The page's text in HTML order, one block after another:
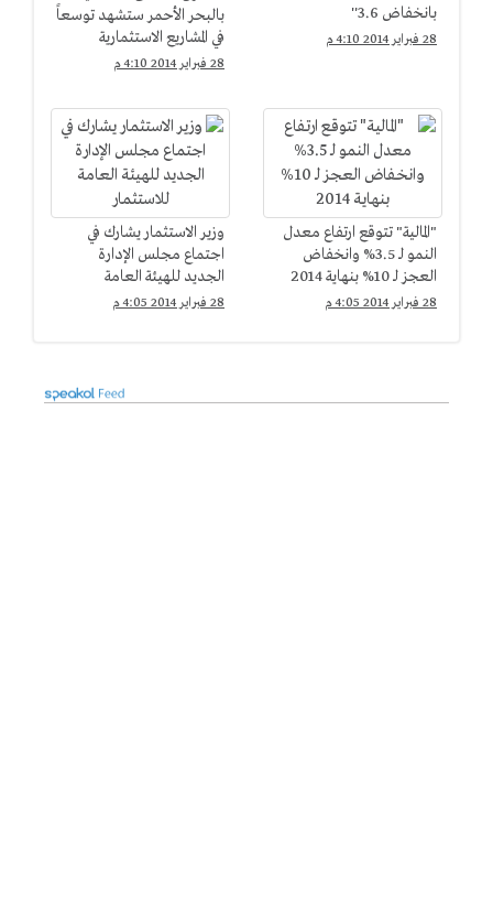
بانخفاض 3.6''
28 فبراير 2014 4:10 م
بالبحر الأحمر ستشهد توسعاً
في المشاريع الاستثمارية
28 فبراير 2014 4:10 م
"المالية" تتوقع ارتفاع معدل
النمو لـ 3.5% وانخفاض
العجز لـ 10% بنهاية 2014
28 فبراير 2014 4:05 م
وزير الاستثمار يشارك في
اجتماع مجلس الإدارة
الجديد للهيئة العامة
للاستثمار
28 فبراير 2014 4:05 م